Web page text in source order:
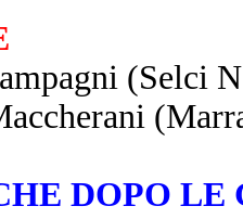
(Selci
DOPO